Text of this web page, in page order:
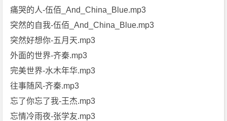
痛哭的人-伍佰_And_China_Blue.mp3
突然的自我-伍佰_And_China_Blue.mp3
突然好想你-五月天.mp3
外面的世界-齐秦.mp3
完美世界-水木年华.mp3
往事随风-齐秦.mp3
忘了你忘了我-王杰.mp3
忘情冷雨夜-张学友.mp3